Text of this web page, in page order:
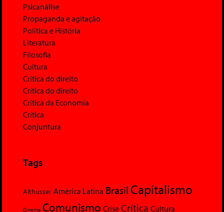
Psicanálise
Propaganda e agitação
Política e História
Literatura
Filosofia
Cultura
Crítica do direito
Crítica do direito
Crítica da Economia
Crítica
Conjuntura
Tags
Althusser América Latina Brasil Capitalismo
Cinema Comunismo Crise Crítica Cultura